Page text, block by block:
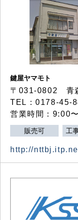
鍵屋ヤマモト
〒031-0802 青
TEL：0178-45-
営業時間：9:00
販売可 工
http://